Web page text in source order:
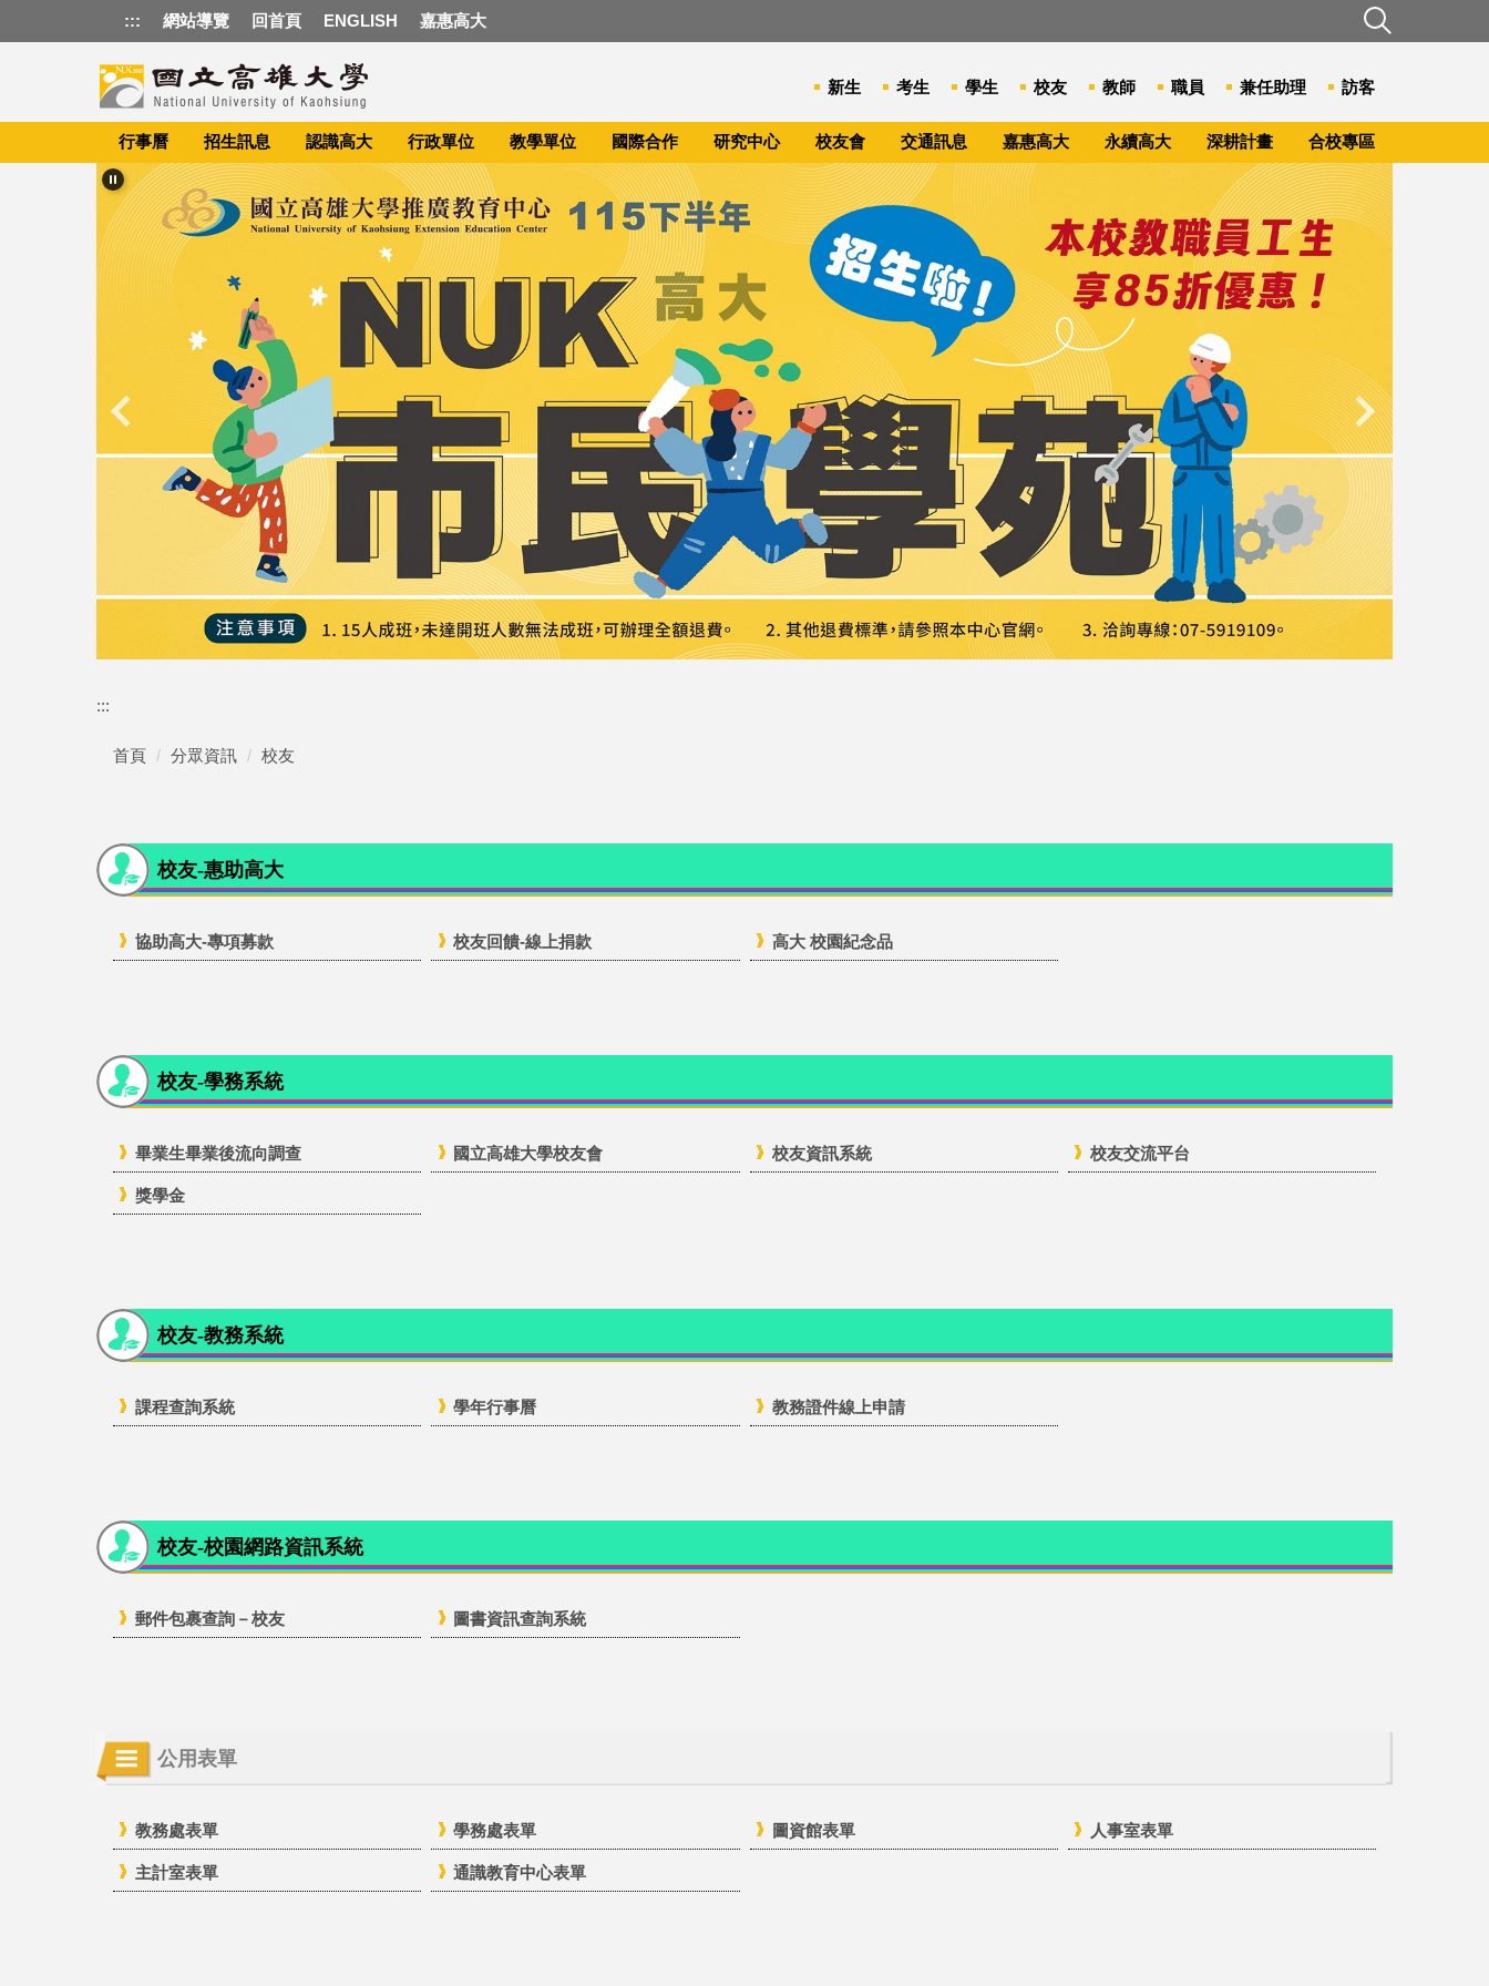
到
區
新生 考生 學生 校友 教師 職員 兼任助理 訪客
行事曆 招生訊息 認識高大 行政單位 教學單位 國際合作 研究中心 校友會 交通訊息 嘉惠高大 永續高大 深耕計畫 合校專區
::: 網站導覽 回首頁 ENGLISH 嘉惠高大
:::
首頁 分眾資訊 校友
校友-惠助高大
協助高大-專項募款 校友回饋-線上捐款 高大 校園紀念品
校友-學務系統
畢業生畢業後流向調查 國立高雄大學校友會 校友資訊系統 校友交流平台
獎學金
校友-教務系統
課程查詢系統 學年行事曆 教務證件線上申請
校友-校園網路資訊系統
郵件包裹查詢－校友 圖書資訊查詢系統
公用表單
教務處表單 學務處表單 圖資館表單 人事室表單
主計室表單 通識教育中心表單